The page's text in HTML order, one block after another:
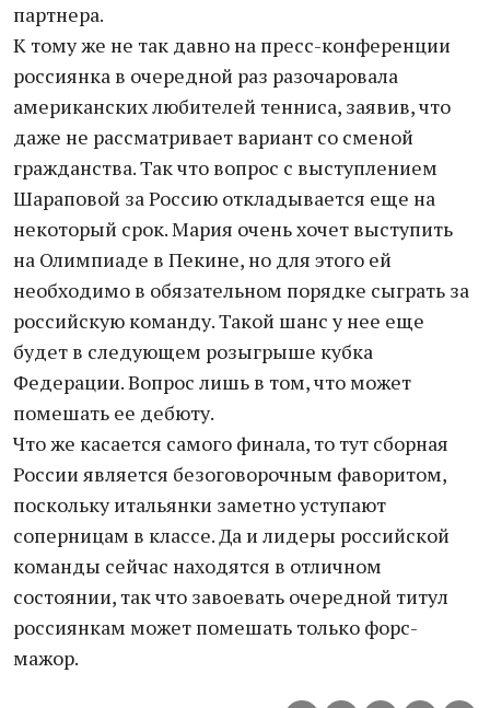
партнера.
К тому же не так давно на пресс-конференции
россиянка в очередной раз разочаровала
американских любителей тенниса, заявив, что
даже не рассматривает вариант со сменой
гражданства. Так что вопрос с выступлением
Шараповой за Россию откладывается еще на
некоторый срок. Мария очень хочет выступить
на Олимпиаде в Пекине, но для этого ей
необходимо в обязательном порядке сыграть за
российскую команду. Такой шанс у нее еще
будет в следующем розыгрыше кубка
Федерации. Вопрос лишь в том, что может
помешать ее дебюту.
Что же касается самого финала, то тут сборная
России является безоговорочным фаворитом,
поскольку итальянки заметно уступают
соперницам в классе. Да и лидеры российской
команды сейчас находятся в отличном
состоянии, так что завоевать очередной титул
россиянкам может помешать только форс-
мажор.